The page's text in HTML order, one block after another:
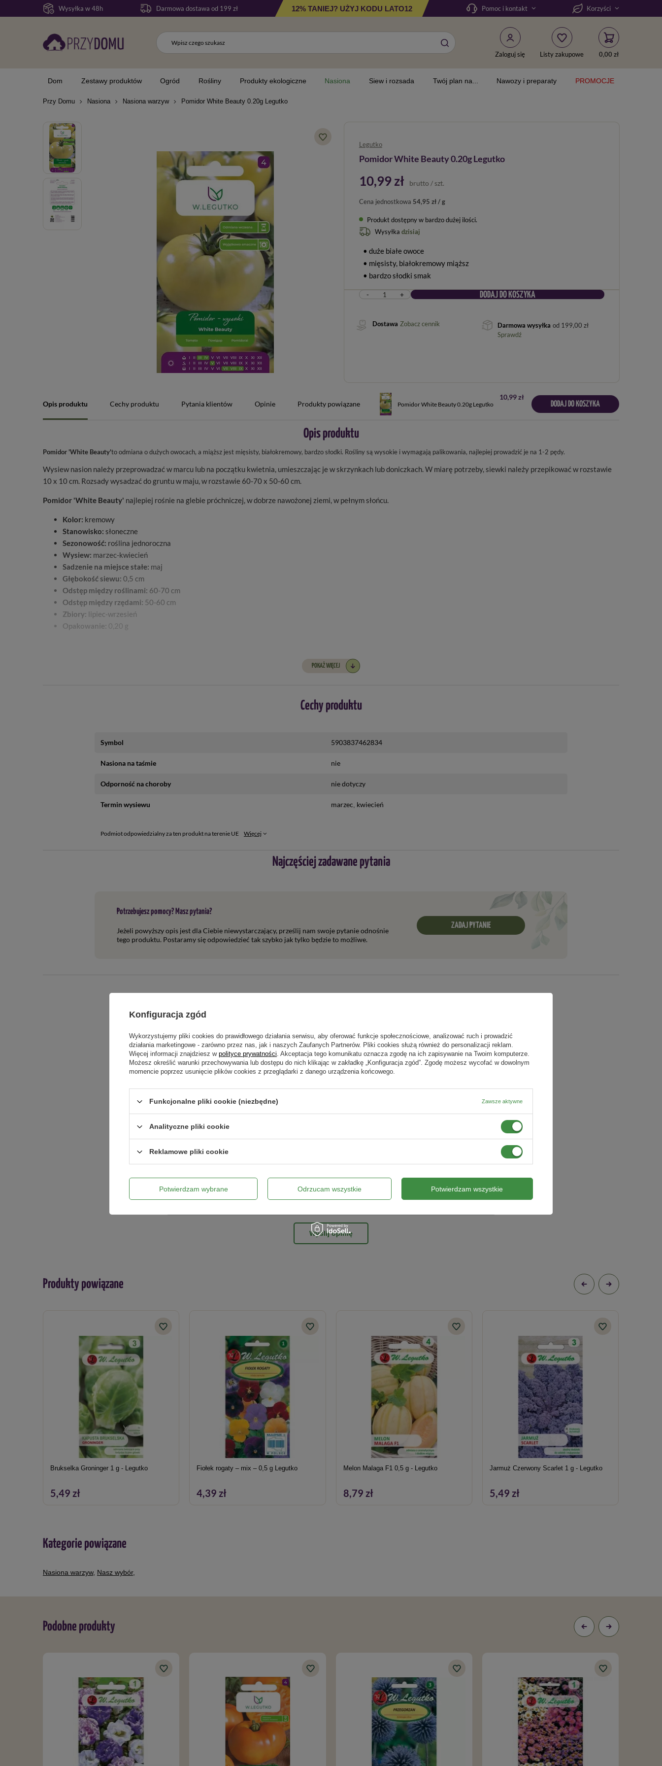
Wysyłka w 48h Darmowa dostawa od 199 zł 12% TANIEJ? UŻYJ KODU LATO12 Pomoc i kontakt Korzyści
Zaloguj się Listy zakupowe 0,00 zł
Dom Zestawy produktów Ogród Rośliny Produkty ekologiczne Nasiona Siew i rozsada Twój plan na... Nawozy i preparaty PROMOCJE
Przy Domu Nasiona Nasiona warzyw Pomidor White Beauty 0.20g Legutko
Legutko
Pomidor White Beauty 0.20g Legutko
10,99 zł brutto / szt.
Cena jednostkowa 54,95 zł / g
Produkt dostępny w bardzo dużej ilości
Wysyłka dzisiaj
• duże białe owoce
• mięsisty, białokremowy miąższ
• bardzo słodki smak
- + DODAJ DO KOSZYKA
Dostawa Zobacz cennik Darmowa wysyłka od 199,00 zł
Sprawdź
Opis produktu Cechy produktu Pytania klientów Opinie Produkty powiązane Pomidor White Beauty 0.20g Legutko
10,99 zł
DODAJ DO KOSZYKA
Opis produktu
Pomidor 'White Beauty'to odmiana o dużych owocach, a miąższ jest mięsisty, białokremowy, bardzo słodki. Rośliny są wysokie i wymagają palikowania, najlepiej prowadzić je na 1-2 pędy.
Wysiew nasion należy przeprowadzać w marcu lub na początku kwietnia, umieszczając je w skrzynkach lub doniczkach. W miarę potrzeby, siewki należy przepikować w rozstawie
10 x 10 cm. Rozsady wysadzać do gruntu w maju, w rozstawie 60-70 x 50-60 cm.
Pomidor 'White Beauty' najlepiej rośnie na glebie próchniczej, w dobrze nawożonej ziemi, w pełnym słońcu.
Kolor: kremowy
Stanowisko: słoneczne
Sezonowość: roślina jednoroczna
Wysiew: marzec-kwiecień
Sadzenie na miejsce stałe: maj
Głębokość siewu: 0,5 cm
Odstęp między roślinami: 60-70 cm
Odstęp między rzędami: 50-60 cm
Zbiory: lipiec-wrzesień
Opakowanie: 0,20 g
POKAŻ WIĘCEJ
Cechy produktu
Symbol 5903837462834
Nasiona na taśmie nie
Odporność na choroby nie dotyczy
Termin wysiewu marzec kwiecień
Podmiot odpowiedzialny za ten produkt na terenie UE Więcej
Najczęściej zadawane pytania
Potrzebujesz pomocy? Masz pytania?
Jeżeli powyższy opis jest dla Ciebie niewystarczający, prześlij nam swoje pytanie odnośnie
tego produktu. Postaramy się odpowiedzieć tak szybko jak tylko będzie to możliwe.
ZADAJ PYTANIE
5/5
Treść twojej opinii
Dodaj własne zdjęcie produktu:
Wyślij opinię
Produkty powiązane
Brukselka Groninger 1 g - Legutko
5,49 zł
Fiołek rogaty – mix – 0,5 g Legutko
4,39 zł
Melon Malaga F1 0,5 g - Legutko
8,79 zł
Jarmuż Czerwony Scarlet 1 g - Legutko
5,49 zł
Kategorie powiązane
Nasiona warzyw, Nasz wybór,
Podobne produkty
Konfiguracja zgód
Wykorzystujemy pliki cookies do prawidłowego działania serwisu, aby oferować funkcje społecznościowe, analizować ruch i prowadzić
działania marketingowe - zarówno przez nas, jak i naszych Zaufanych Partnerów. Pliki cookies służą również do personalizacji reklam.
Więcej informacji znajdziesz w polityce prywatności. Akceptacja tego komunikatu oznacza zgodę na ich zapisywanie na Twoim komputerze.
Możesz określić warunki przechowywania lub dostępu do nich klikając w zakładkę „Konfiguracja zgód”. Zgodę możesz wycofać w dowolnym
momencie poprzez usunięcie plików cookies z przeglądarki z danego urządzenia końcowego.
Funkcjonalne pliki cookie (niezbędne) Zawsze aktywne
Analityczne pliki cookie
Reklamowe pliki cookie
Potwierdzam wybrane Odrzucam wszystkie Potwierdzam wszystkie